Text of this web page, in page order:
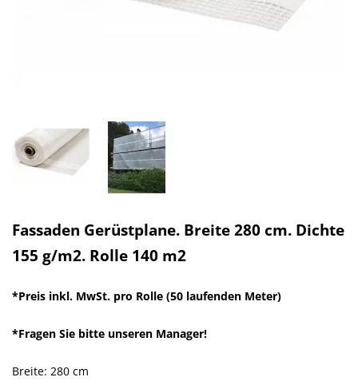
Fassaden Gerüstplane. Breite 280 cm. Dichte
155 g/m2. Rolle 140 m2
*Preis inkl. MwSt. pro Rolle (50 laufenden Meter)
*Fragen Sie bitte unseren Manager!
Breite: 280 cm